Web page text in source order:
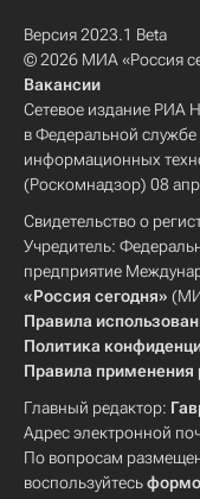
Версия 2023.1 Beta
© 2026 МИА «Россия
Вакансии
Сетевое издание РИА
в Федеральной службе
информационных
(Роскомнадзор) 08
Свидетельство о
Учредитель:
предприятие
«Россия сегодня»
Правила
Политика
Правила применения
Главный редактор:
Адрес электронной
По вопросам
воспользуйтесь